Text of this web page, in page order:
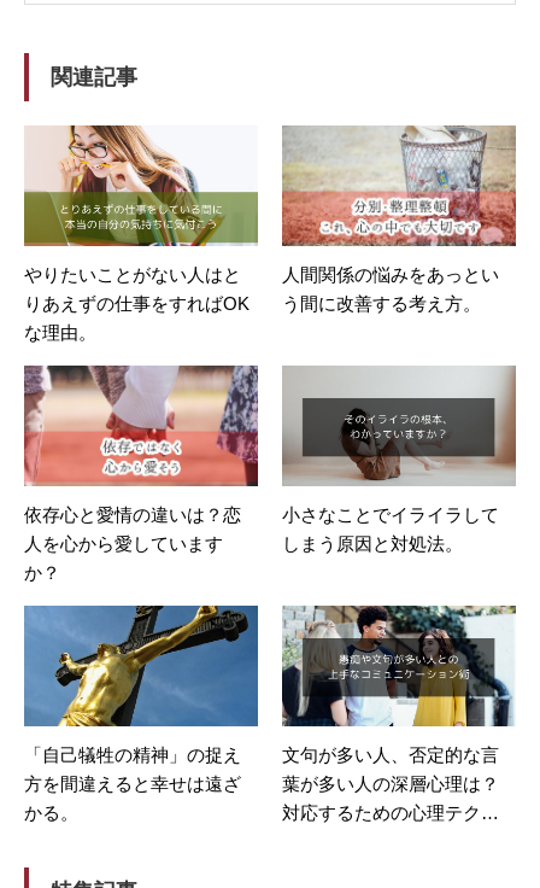
ージ制作もしてますが、WEBデザイナーでは
ないのです。
関連記事
やりたいことがない人はと
りあえずの仕事をすればOK
な理由。
人間関係の悩みをあっとい
う間に改善する考え方。
依存心と愛情の違いは？恋
人を心から愛しています
か？
小さなことでイライラして
しまう原因と対処法。
「自己犠牲の精神」の捉え
方を間違えると幸せは遠ざ
かる。
文句が多い人、否定的な言
葉が多い人の深層心理は？
対応するための心理テクニ